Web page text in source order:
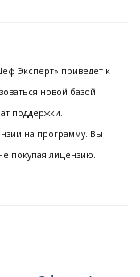
Эксперт» приведет к
новой базой
поддержки.
на программу. Вы
покупая лицензию.